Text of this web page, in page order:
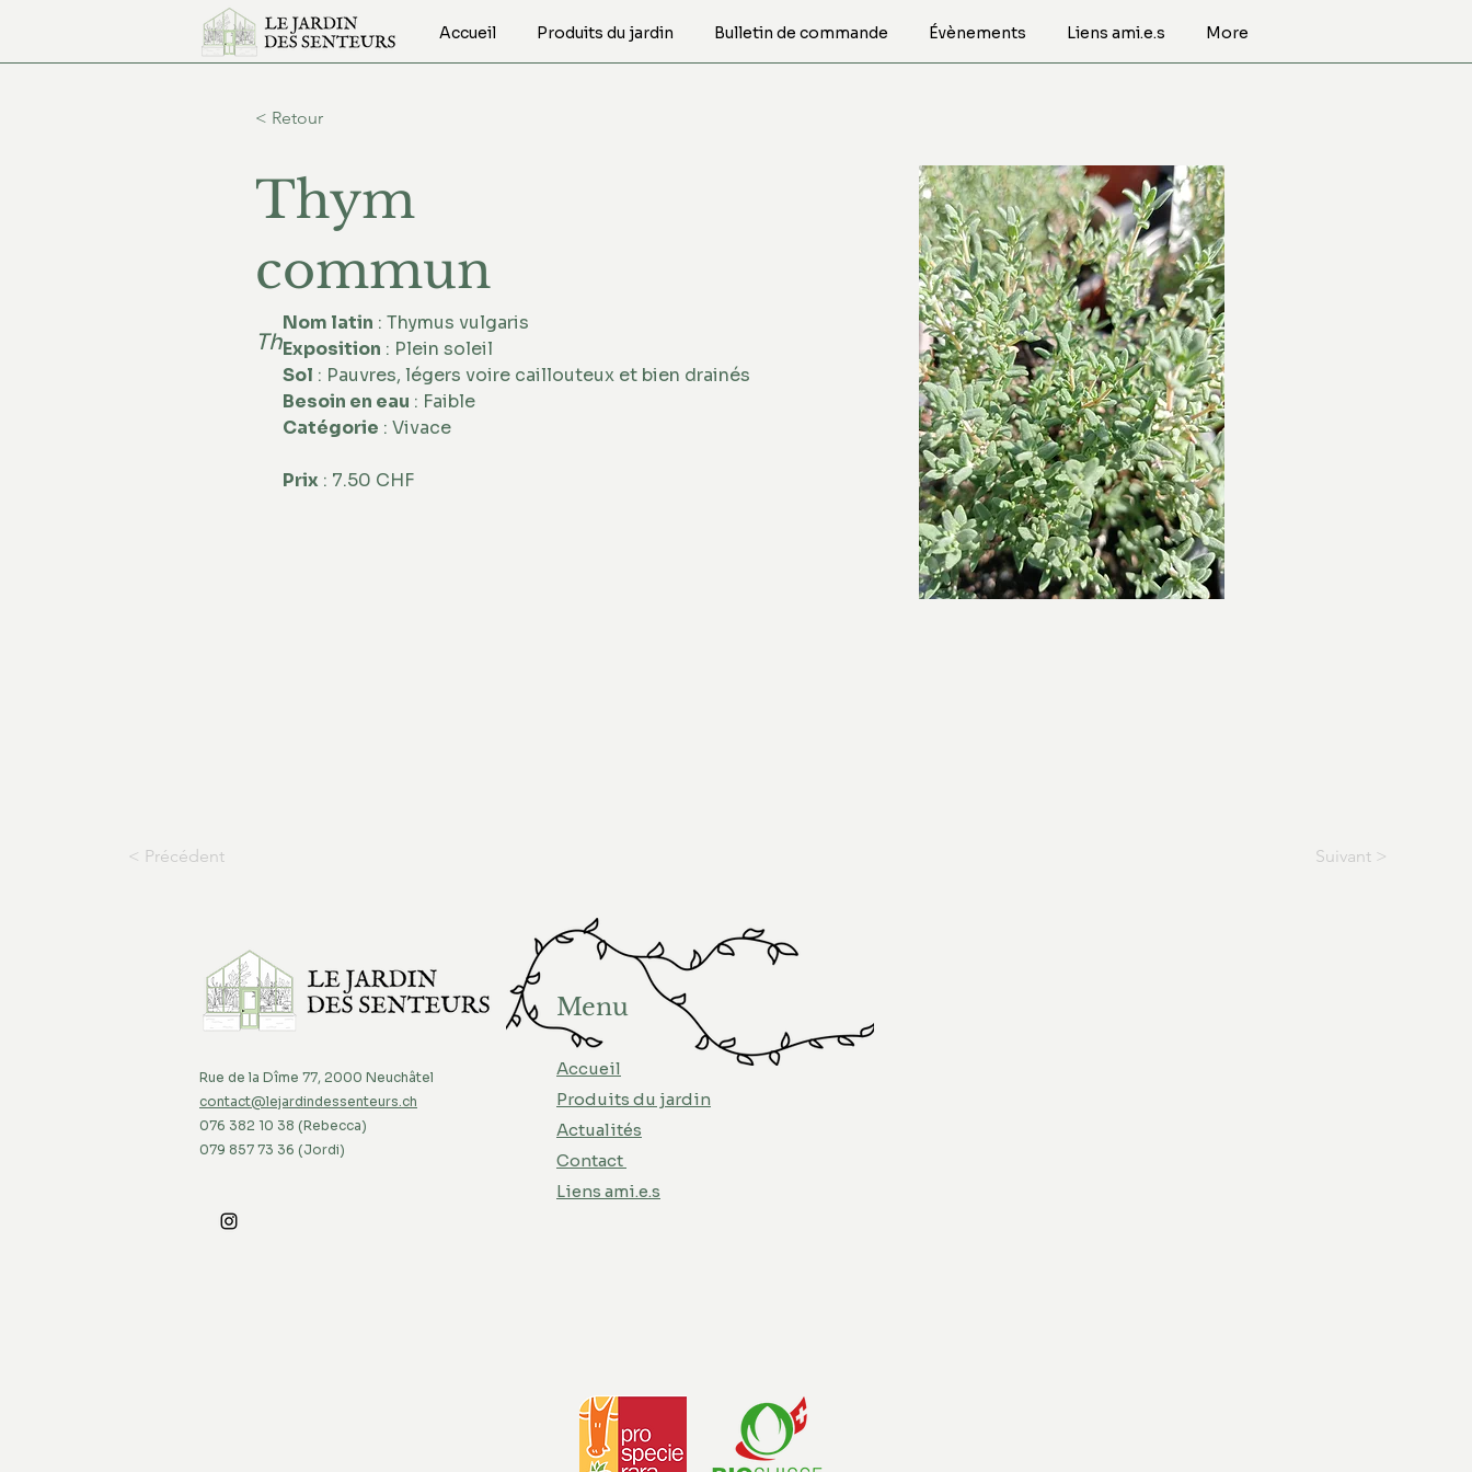
Accueil Produits du jardin Bulletin de commande Évènements Liens ami.e.s More
< Retour
Thym
commun
Thymus vulgaris 'French summer'
< Précédent Suivant >
Nom latin : Thymus vulgaris
Exposition : Plein soleil
Sol : Pauvres, légers voire caillouteux et bien drainés
Besoin en eau : Faible
Catégorie : Vivace
Prix : 7.50 CHF
Rue de la Dîme 77, 2000 Neuchâtel
contact@lejardindessenteurs.ch
076 382 10 38 (Rebecca)
079 857 73 36 (Jordi)
Menu
Accueil
Produits du jardin
Actualités
Contact
Liens ami.e.s